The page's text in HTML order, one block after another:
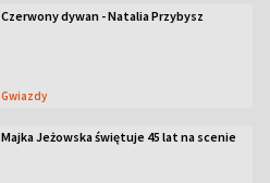
Czerwony dywan - Natalia Przybysz
Gwiazdy
Majka Jeżowska świętuje 45 lat na scenie